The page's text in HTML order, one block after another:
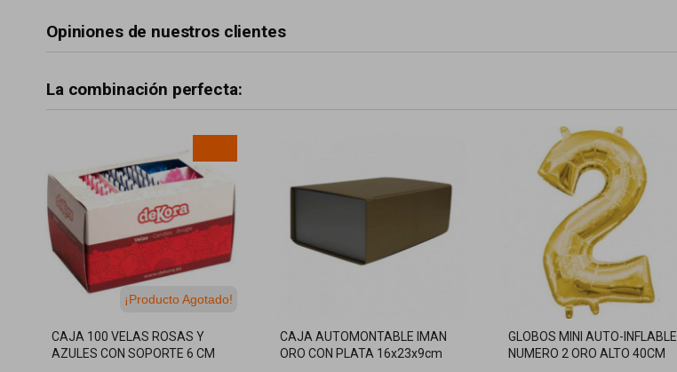
Opiniones de nuestros clientes
La combinación perfecta:
¡Producto Agotado!
CAJA 100 VELAS ROSAS Y
AZULES CON SOPORTE 6 CM
CAJA AUTOMONTABLE IMAN
ORO CON PLATA 16x23x9cm
GLOBOS MINI AUTO-INFLABLE
NUMERO 2 ORO ALTO 40CM